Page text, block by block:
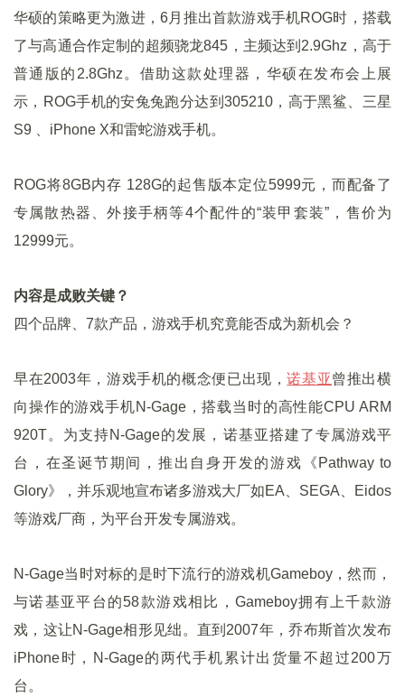
华硕的策略更为激进，6月推出首款游戏手机ROG时，搭载
了与高通合作定制的超频骁龙845，主频达到2.9Ghz，高于
普通版的2.8Ghz。借助这款处理器，华硕在发布会上展
示，ROG手机的安兔兔跑分达到305210，高于黑鲨、三星
S9 、iPhone X和雷蛇游戏手机。
ROG将8GB内存 128G的起售版本定位5999元，而配备了
专属散热器、外接手柄等4个配件的“装甲套装”，售价为
12999元。
内容是成败关键？
四个品牌、7款产品，游戏手机究竟能否成为新机会？
早在2003年，游戏手机的概念便已出现，诺基亚曾推出横
向操作的游戏手机N-Gage，搭载当时的高性能CPU ARM
920T。为支持N-Gage的发展，诺基亚搭建了专属游戏平
台，在圣诞节期间，推出自身开发的游戏《Pathway to
Glory》，并乐观地宣布诸多游戏大厂如EA、SEGA、Eidos
等游戏厂商，为平台开发专属游戏。
N-Gage当时对标的是时下流行的游戏机Gameboy，然而，
与诺基亚平台的58款游戏相比，Gameboy拥有上千款游
戏，这让N-Gage相形见绌。直到2007年，乔布斯首次发布
iPhone时，N-Gage的两代手机累计出货量不超过200万
台。